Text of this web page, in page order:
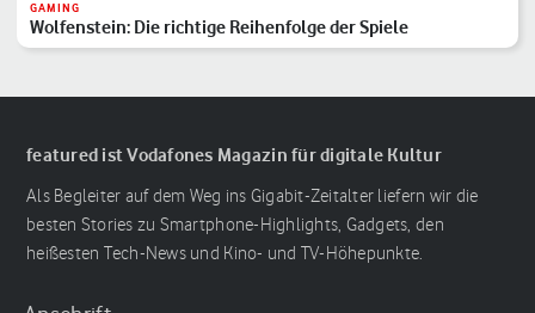
GAMING
Wolfenstein: Die richtige Reihenfolge der Spiele
featured ist Vodafones Magazin für digitale Kultur
Als Begleiter auf dem Weg ins Gigabit-Zeitalter liefern wir die
besten Stories zu Smartphone-Highlights, Gadgets, den
heißesten Tech-News und Kino- und TV-Höhepunkte.